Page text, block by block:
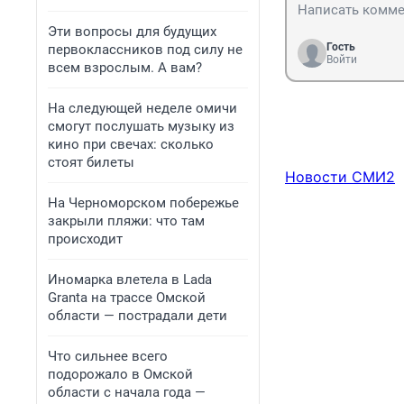
Эти вопросы для будущих
первоклассников под силу не
всем взрослым. А вам?
На следующей неделе омичи
смогут послушать музыку из
кино при свечах: сколько
стоят билеты
На Черноморском побережье
закрыли пляжи: что там
происходит
Иномарка влетела в Lada
Granta на трассе Омской
области — пострадали дети
Что сильнее всего
подорожало в Омской
области с начала года —
Гость
Войти
Новости СМИ2